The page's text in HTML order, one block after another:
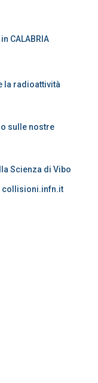
CALABRIA
la radioattività
sulle nostre
Scienza di Vibo
collisioni.infn.it